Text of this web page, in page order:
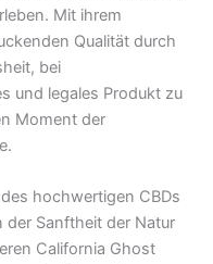
Mit ihrem
Qualität durch
bei
und legales Produkt zu
Moment der
hochwertigen CBDs
der Sanftheit der Natur
California Ghost